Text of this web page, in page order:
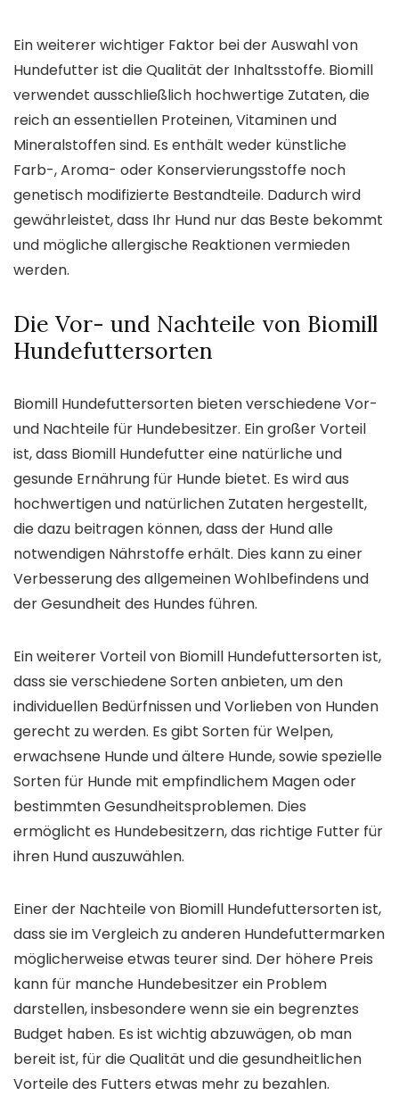
Ein weiterer wichtiger Faktor bei der Auswahl von
Hundefutter ist die Qualität der Inhaltsstoffe. Biomill
verwendet ausschließlich hochwertige Zutaten, die
reich an essentiellen Proteinen, Vitaminen und
Mineralstoffen sind. Es enthält weder künstliche
Farb-, Aroma- oder Konservierungsstoffe noch
genetisch modifizierte Bestandteile. Dadurch wird
gewährleistet, dass Ihr Hund nur das Beste bekommt
und mögliche allergische Reaktionen vermieden
werden.
Die Vor- und Nachteile von Biomill
Hundefuttersorten
Biomill Hundefuttersorten bieten verschiedene Vor-
und Nachteile für Hundebesitzer. Ein großer Vorteil
ist, dass Biomill Hundefutter eine natürliche und
gesunde Ernährung für Hunde bietet. Es wird aus
hochwertigen und natürlichen Zutaten hergestellt,
die dazu beitragen können, dass der Hund alle
notwendigen Nährstoffe erhält. Dies kann zu einer
Verbesserung des allgemeinen Wohlbefindens und
der Gesundheit des Hundes führen.
Ein weiterer Vorteil von Biomill Hundefuttersorten ist,
dass sie verschiedene Sorten anbieten, um den
individuellen Bedürfnissen und Vorlieben von Hunden
gerecht zu werden. Es gibt Sorten für Welpen,
erwachsene Hunde und ältere Hunde, sowie spezielle
Sorten für Hunde mit empfindlichem Magen oder
bestimmten Gesundheitsproblemen. Dies
ermöglicht es Hundebesitzern, das richtige Futter für
ihren Hund auszuwählen.
Einer der Nachteile von Biomill Hundefuttersorten ist,
dass sie im Vergleich zu anderen Hundefuttermarken
möglicherweise etwas teurer sind. Der höhere Preis
kann für manche Hundebesitzer ein Problem
darstellen, insbesondere wenn sie ein begrenztes
Budget haben. Es ist wichtig abzuwägen, ob man
bereit ist, für die Qualität und die gesundheitlichen
Vorteile des Futters etwas mehr zu bezahlen.